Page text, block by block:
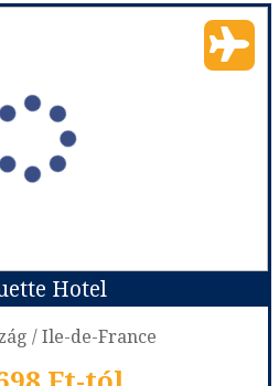
Best Western Premier Hotel Roosevelt - 12 éjszakás
Franciaország
Nice
Repülővel
leírás szerint
Hotel ****
- Classic room 1 double bed
08-14 | 12 éj
Hotel
/ Ile-de-France